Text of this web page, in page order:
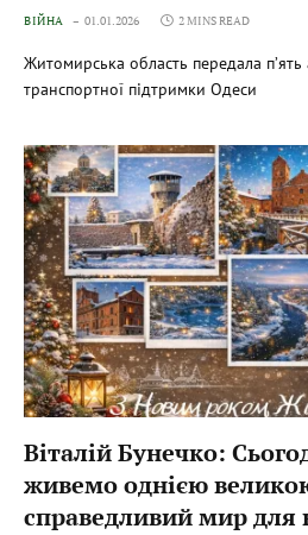
ВІЙНА 01.01.2026 2 MINS READ
Житомирська область передала п’ять
транспортної підтримки Одеси
Віталій Бунечко:
живемо однією
справедливий мир для